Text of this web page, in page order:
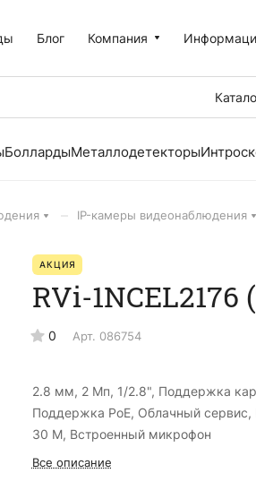
Блог Компания
БоллардыМеталлодетекторы
IP-камеры видеонаблюдения
АКЦИЯ
RVi-
0 Арт. 086754
2.8 мм, 2 Мп, 1/2.8", Поддержка
Поддержка PoE, Облачный сервис,
30 М, Встроенный микрофон
Все описание